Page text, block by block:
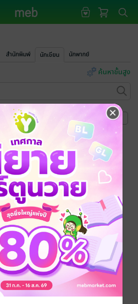
สำนักพิมพ์ นักเขียน นักพากย์
ค้นหาขั้นสูง
หน้าที่ 1
รวยด้วยการ
เขียน
Apichet
เศรษฐศาสตร์และ
ธุรกิจ
No Rating